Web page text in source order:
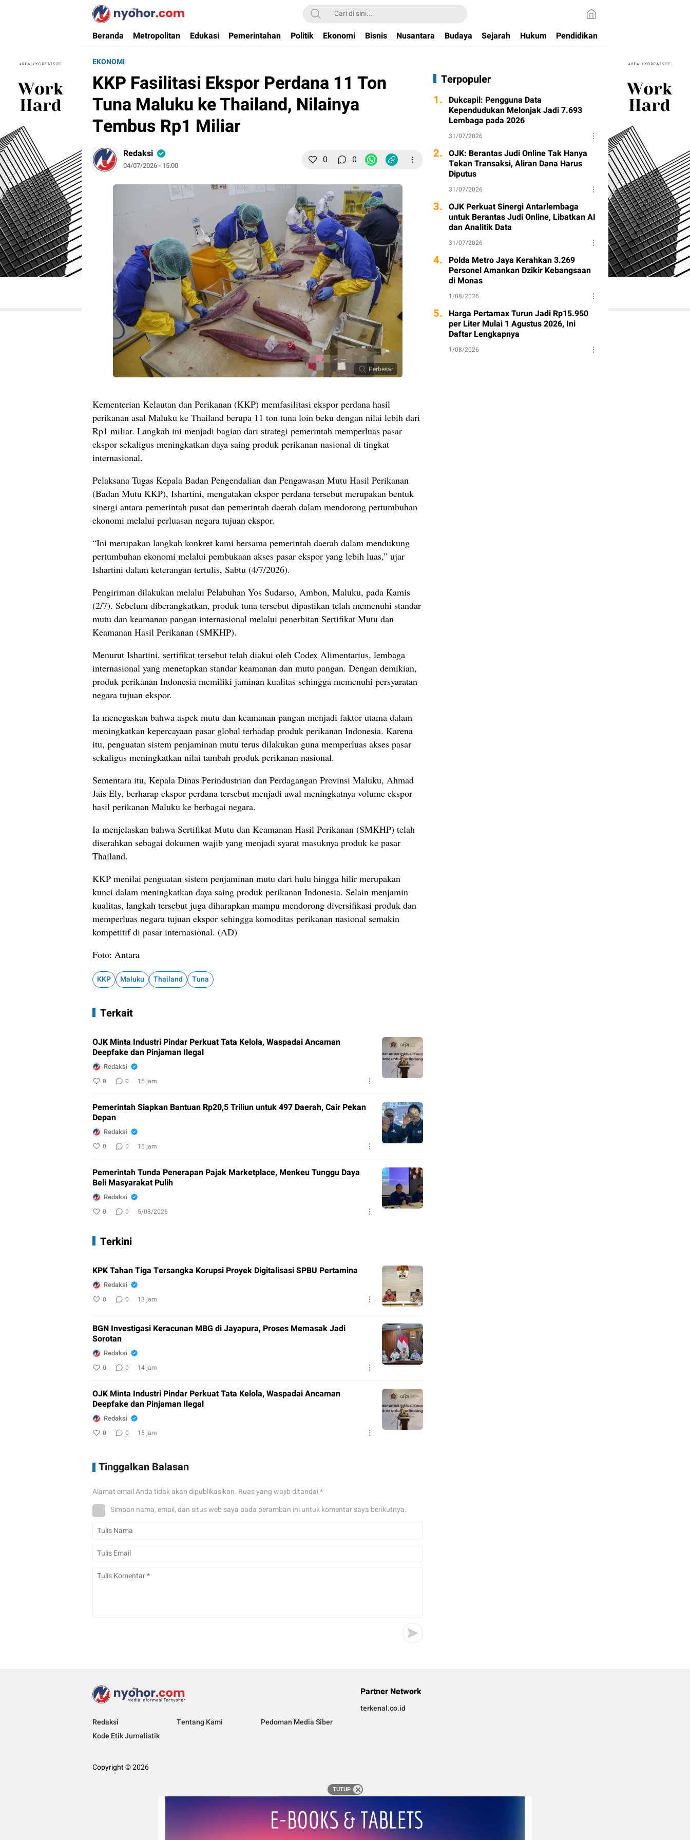
Nyohor.com
Media Informasi Ternyohor
Beranda Metropolitan Edukasi Pemerintahan Politik Ekonomi Bisnis Nusantara Budaya Sejarah Hukum Pendidikan
EKONOMI
KKP Fasilitasi Ekspor Perdana 11 Ton
Tuna Maluku ke Thailand, Nilainya
Tembus Rp1 Miliar
Redaksi
04/07/2026 - 15:00 0 0
Perbesar
Kementerian Kelautan dan Perikanan (KKP) memfasilitasi ekspor perdana hasil
perikanan asal Maluku ke Thailand berupa 11 ton tuna loin beku dengan nilai lebih dari
Rp1 miliar. Langkah ini menjadi bagian dari strategi pemerintah memperluas pasar
ekspor sekaligus meningkatkan daya saing produk perikanan nasional di tingkat
internasional.
Pelaksana Tugas Kepala Badan Pengendalian dan Pengawasan Mutu Hasil Perikanan
(Badan Mutu KKP), Ishartini, mengatakan ekspor perdana tersebut merupakan bentuk
sinergi antara pemerintah pusat dan pemerintah daerah dalam mendorong pertumbuhan
ekonomi melalui perluasan negara tujuan ekspor.
“Ini merupakan langkah konkret kami bersama pemerintah daerah dalam mendukung
pertumbuhan ekonomi melalui pembukaan akses pasar ekspor yang lebih luas,” ujar
Ishartini dalam keterangan tertulis, Sabtu (4/7/2026).
Pengiriman dilakukan melalui Pelabuhan Yos Sudarso, Ambon, Maluku, pada Kamis
(2/7). Sebelum diberangkatkan, produk tuna tersebut dipastikan telah memenuhi standar
mutu dan keamanan pangan internasional melalui penerbitan Sertifikat Mutu dan
Keamanan Hasil Perikanan (SMKHP).
Menurut Ishartini, sertifikat tersebut telah diakui oleh Codex Alimentarius, lembaga
internasional yang menetapkan standar keamanan dan mutu pangan. Dengan demikian,
produk perikanan Indonesia memiliki jaminan kualitas sehingga memenuhi persyaratan
negara tujuan ekspor.
Ia menegaskan bahwa aspek mutu dan keamanan pangan menjadi faktor utama dalam
meningkatkan kepercayaan pasar global terhadap produk perikanan Indonesia. Karena
itu, penguatan sistem penjaminan mutu terus dilakukan guna memperluas akses pasar
sekaligus meningkatkan nilai tambah produk perikanan nasional.
Sementara itu, Kepala Dinas Perindustrian dan Perdagangan Provinsi Maluku, Ahmad
Jais Ely, berharap ekspor perdana tersebut menjadi awal meningkatnya volume ekspor
hasil perikanan Maluku ke berbagai negara.
Ia menjelaskan bahwa Sertifikat Mutu dan Keamanan Hasil Perikanan (SMKHP) telah
diserahkan sebagai dokumen wajib yang menjadi syarat masuknya produk ke pasar
Thailand.
KKP menilai penguatan sistem penjaminan mutu dari hulu hingga hilir merupakan
kunci dalam meningkatkan daya saing produk perikanan Indonesia. Selain menjamin
kualitas, langkah tersebut juga diharapkan mampu mendorong diversifikasi produk dan
memperluas negara tujuan ekspor sehingga komoditas perikanan nasional semakin
kompetitif di pasar internasional. (AD)
Foto: Antara
KKP Maluku Thailand Tuna
Terkait
OJK Minta Industri Pindar Perkuat Tata Kelola, Waspadai Ancaman
Deepfake dan Pinjaman Ilegal
Redaksi
0 0 15 jam
Pemerintah Siapkan Bantuan Rp20,5 Triliun untuk 497 Daerah, Cair Pekan
Depan
Redaksi
0 0 16 jam
Pemerintah Tunda Penerapan Pajak Marketplace, Menkeu Tunggu Daya
Beli Masyarakat Pulih
Redaksi
0 0 5/08/2026
Terkini
KPK Tahan Tiga Tersangka Korupsi Proyek Digitalisasi SPBU Pertamina
Redaksi
0 0 13 jam
BGN Investigasi Keracunan MBG di Jayapura, Proses Memasak Jadi
Sorotan
Redaksi
0 0 14 jam
OJK Minta Industri Pindar Perkuat Tata Kelola, Waspadai Ancaman
Deepfake dan Pinjaman Ilegal
Redaksi
0 0 15 jam
Tinggalkan Balasan
Alamat email Anda tidak akan dipublikasikan. Ruas yang wajib ditandai*
Simpan nama, email, dan situs web saya pada peramban ini untuk komentar saya berikutnya.
Terpopuler
1. Dukcapil: Pengguna Data
Kependudukan Melonjak Jadi 7.693
Lembaga pada 2026
31/07/2026
2. OJK: Berantas Judi Online Tak Hanya
Tekan Transaksi, Aliran Dana Harus
Diputus
31/07/2026
3. OJK Perkuat Sinergi Antarlembaga
untuk Berantas Judi Online, Libatkan AI
dan Analitik Data
31/07/2026
4. Polda Metro Jaya Kerahkan 3.269
Personel Amankan Dzikir Kebangsaan
di Monas
1/08/2026
5. Harga Pertamax Turun Jadi Rp15.950
per Liter Mulai 1 Agustus 2026, Ini
Daftar Lengkapnya
1/08/2026
Redaksi Tentang Kami
Pedoman Media Siber
Kode Etik Jurnalistik
Partner Network
terkenal.co.id
Copyright © 2026
TUTUP